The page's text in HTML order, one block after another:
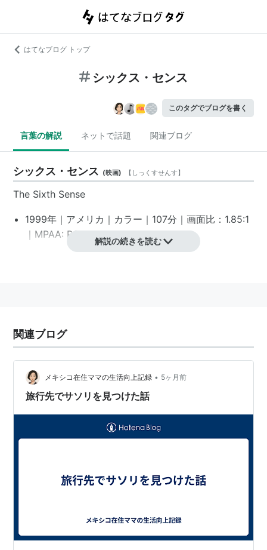
はてなブログ トップ
シックス・センス
このタグでブログを書く
言葉の解説 ネットで話題 関連ブログ
シックス・センス (映画) 【 しっくすせんす】
The Sixth Sense
1999年｜アメリカ｜カラー｜107分｜画面比：1.85:1
｜MPAA: PG-13*1
製作総指揮：
編集： アンドリュー・モンドシェイン
音楽：
ジェームズ・ニュートン・ハワード
キャスト
マルコム・クロウ…………ブルース・ウィリス
キラ・コリンズ…………… ミーシャ・バートン
ビンセント・グレイ………ドニー・ウォールバーグ
解説の続きを読む
関連ブログ
メキシコ在住ママの生活向上記録 • 5ヶ月前
旅行先でサソリを見つけた話